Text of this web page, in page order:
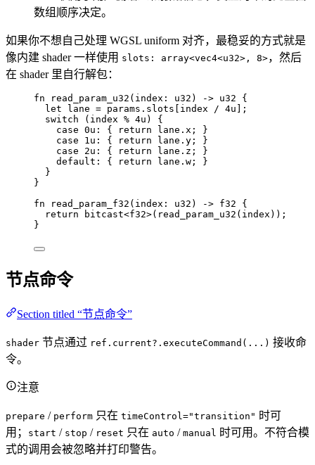
数组顺序决定。
如果你不想自己处理 WGSL uniform 对齐，最稳妥的方式就是
像内建 shader 一样使用 slots: array<vec4<u32>, 8>，然后
在 shader 里自行解包：
fn read_param_u32 ( index : u32 ) -> u32 {
let
lane = params . slots[ index / 4u ];
switch ( index % 4u ) {
case 0u : { return lane . x; }
case
1u : { return lane . y; }
case
2u : { return lane . z; }
default : { return lane . w; }
}
}
fn
read_param_f32 ( index : u32 ) -> f32 {
return
bitcast<f32>( read_param_u32 ( index ));
}
节点命令
Section titled “节点命令”
shader 节点通过 ref.current?.executeCommand(...) 接收命
令。
注意
prepare / perform 只在 timeControl="transition" 时可
用；
start / stop / reset 只在 auto / manual 时可用。不符合模
式的调用会被忽略并打印警告。